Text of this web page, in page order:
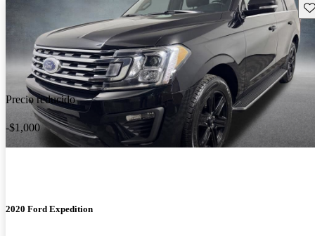
Precio reducido
-$1,000
2020 Ford Expedition